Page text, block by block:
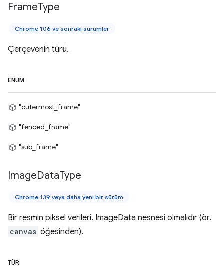
FrameType
Chrome 106 ve sonraki sürümler
Çerçevenin türü.
ENUM
"outermost_frame"
"fenced_frame"
"sub_frame"
ImageDataType
Chrome 139 veya daha yeni bir sürüm
Bir resmin piksel verileri. ImageData nesnesi olmalıdır (ör.
canvas öğesinden).
TÜR